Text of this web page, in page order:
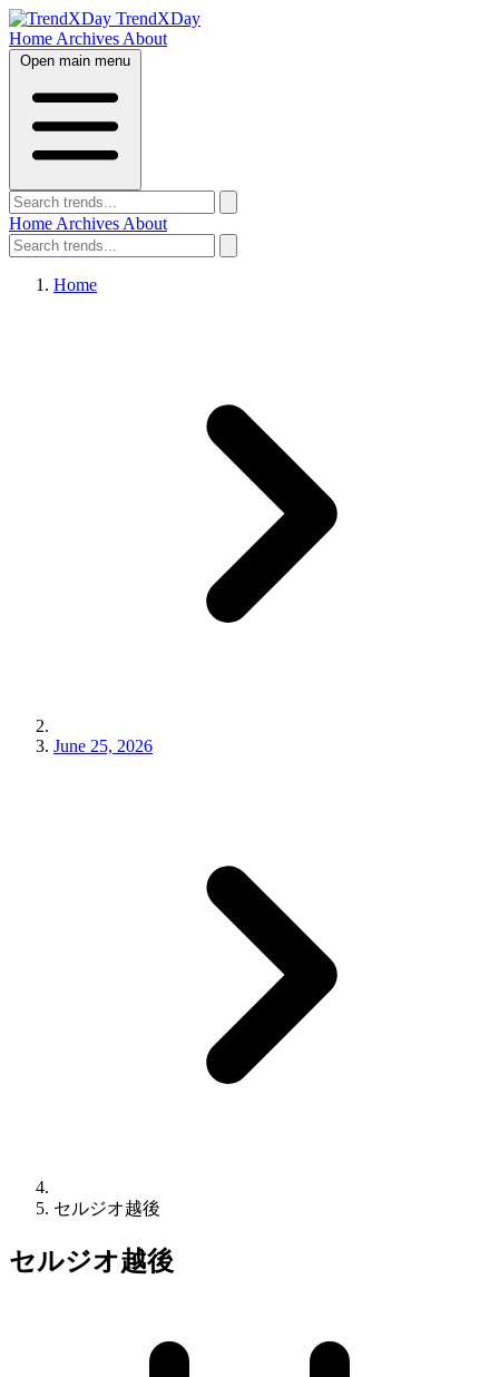
TrendXDay
Home Archives About
Open main menu
Home Archives About
Home
June 25, 2026
セルジオ越後
セルジオ越後